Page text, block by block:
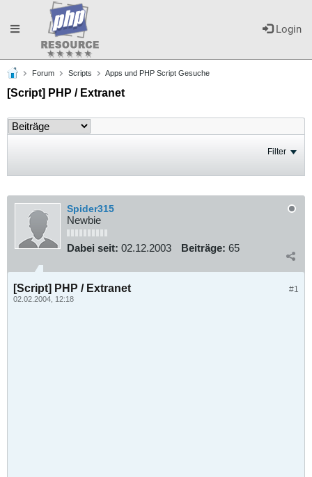
Login
Toggle
navigation
Forum Scripts Apps und PHP Script Gesuche
[Script] PHP / Extranet
Filter
Spider315
Newbie
Dabei seit: 02.12.2003 Beiträge: 65
#1
[Script] PHP / Extranet
02.02.2004, 12:18